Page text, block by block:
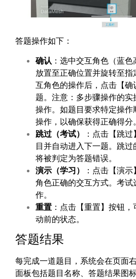
答题操作如下：
确认 ：选中交互角色（蓝
放置至正确位置并旋转至
互角色的操作后，点击【
题。注意：多步骤操作的
操作。如题目要求特定操
操作，以确保获得正确得分。
跳过（考试）
：点击【跳
目并自动进入下一题。跳过
将被判定为答题错误。
演示（学习）
：点击【演
角色正确的交互方式。考
作。
重置 ：点击【重置】按钮
动前的状态。
答题结果
每完成一道题目，系统会在页面
面板包括题目名称、答题结果图标